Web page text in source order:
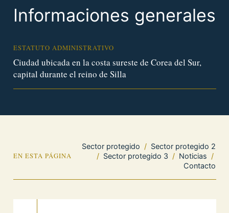
Informaciones generales
ESTATUTO ADMINISTRATIVO
Ciudad ubicada en la costa sureste de Corea del Sur,
capital durante el reino de Silla
EN ESTA PÁGINA
Sector protegido / Sector protegido 2
/ Sector protegido 3 / Noticias /
Contacto